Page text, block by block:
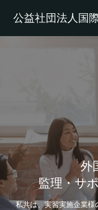
公益社団法人国
外
監理・サ
私共は、実習実施企業様